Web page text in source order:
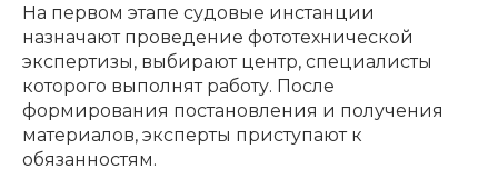
На первом этапе судовые инстанции
назначают проведение фототехнической
экспертизы, выбирают центр, специалисты
которого выполнят работу. После
формирования постановления и получения
материалов, эксперты приступают к
обязанностям.